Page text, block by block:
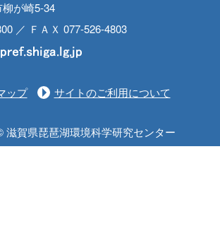
が崎5-34
／ ＦＡＸ 077-526-4803
ップ サイトのご利用について
滋賀県琵琶湖環境科学研究センター